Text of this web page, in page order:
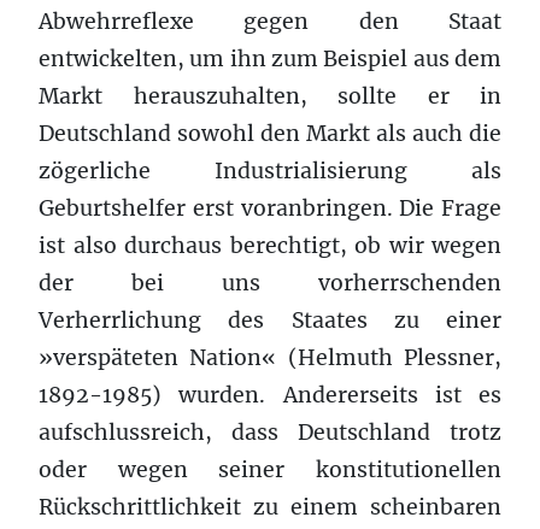
Abwehrreflexe gegen den Staat
entwickelten, um ihn zum Beispiel aus dem
Markt herauszuhalten, sollte er in
Deutschland sowohl den Markt als auch die
zögerliche Industrialisierung als
Geburtshelfer erst voranbringen. Die Frage
ist also durchaus berechtigt, ob wir wegen
der bei uns vorherrschenden
Verherrlichung des Staates zu einer
»verspäteten Nation« (Helmuth Plessner,
1892-1985) wurden. Andererseits ist es
aufschlussreich, dass Deutschland trotz
oder wegen seiner konstitutionellen
Rückschrittlichkeit zu einem scheinbaren